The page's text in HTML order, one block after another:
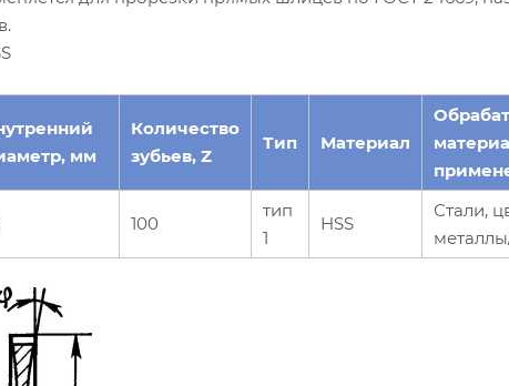
мм
Количество
зубьев, Z
Тип Материал
100
тип
1
HSS
Стали,